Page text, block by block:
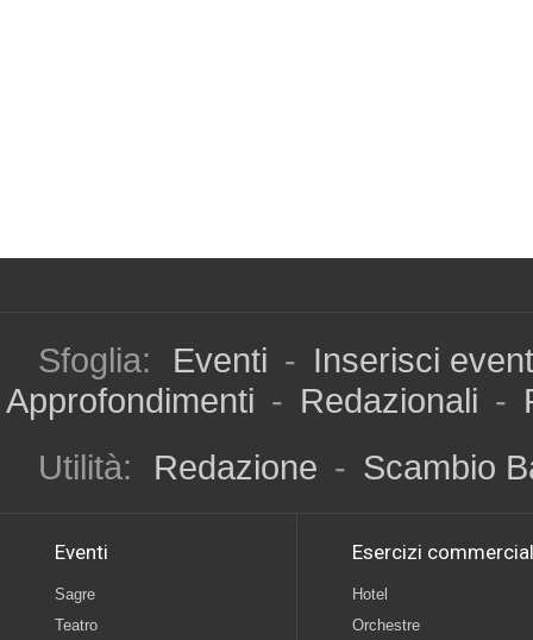
Sfoglia: Eventi - Inserisci
Approfondimenti - Redazionali -
Utilità:
Redazione - Scambio
Eventi
Sagre
Teatro
Esercizi
Hotel
Orchestre